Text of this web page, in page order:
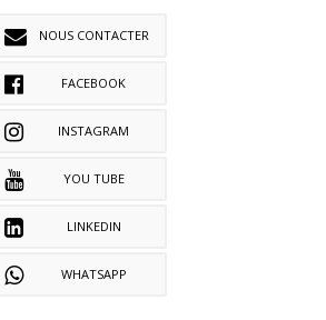
NOUS CONTACTER
FACEBOOK
INSTAGRAM
YOU TUBE
LINKEDIN
WHATSAPP